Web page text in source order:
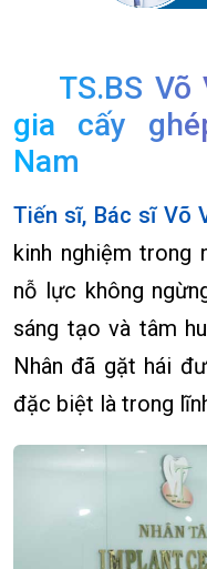
TS.BS
gia cấy
Nam
Tiến sĩ, Bác sĩ Võ
kinh nghiệm trong
nỗ lực không
sáng tạo và tâm
Nhân đã gặt hái
đặc biệt là trong